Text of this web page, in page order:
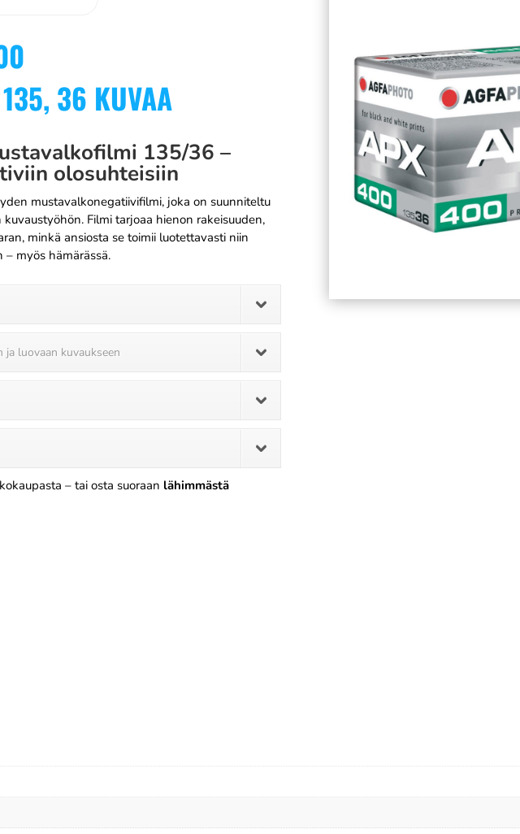
36 KUVAA
135/36 –
olosuhteisiin
mustavalkonegatiivifilmi, joka on suunniteltu
Filmi tarjoaa hienon rakeisuuden,
minkä ansiosta se toimii luotettavasti niin
– myös hämärässä.
luovaan kuvaukseen
– tai osta suoraan lähimmästä